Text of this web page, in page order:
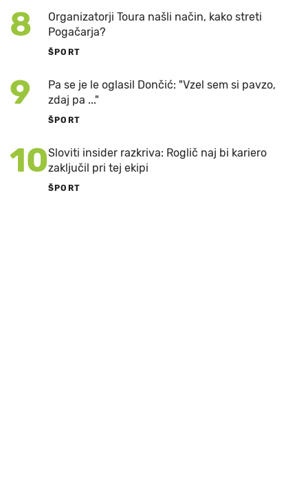
8
Organizatorji Toura našli način, kako streti
Pogačarja?
ŠPORT
9
Pa se je le oglasil Dončić: "Vzel sem si pavzo,
zdaj pa ..."
ŠPORT
10Sloviti insider razkriva: Roglič naj bi kariero
zaključil pri tej ekipi
ŠPORT